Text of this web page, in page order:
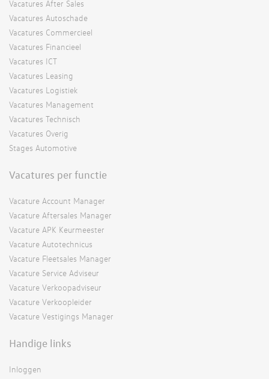
Vacatures After Sales
Vacatures Autoschade
Vacatures Commercieel
Vacatures Financieel
Vacatures ICT
Vacatures Leasing
Vacatures Logistiek
Vacatures Management
Vacatures Technisch
Vacatures Overig
Stages Automotive
Vacatures per functie
Vacature Account Manager
Vacature Aftersales Manager
Vacature APK Keurmeester
Vacature Autotechnicus
Vacature Fleetsales Manager
Vacature Service Adviseur
Vacature Verkoopadviseur
Vacature Verkoopleider
Vacature Vestigings Manager
Handige links
Inloggen